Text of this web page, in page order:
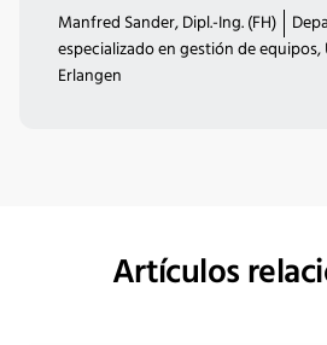
Manfred Sander, Dipl.-Ing. (FH)
especializado en gestión de
Erlangen
Artículos